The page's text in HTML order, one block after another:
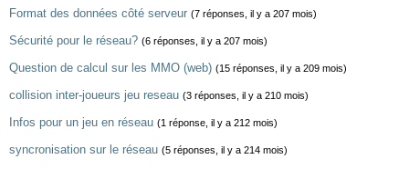
Format des données côté serveur (7 réponses, il y a 207 mois)
Sécurité pour le réseau? (6 réponses, il y a 207 mois)
Question de calcul sur les MMO (web) (15 réponses, il y a 209 mois)
collision inter-joueurs jeu reseau (3 réponses, il y a 210 mois)
Infos pour un jeu en réseau (1 réponse, il y a 212 mois)
syncronisation sur le réseau (5 réponses, il y a 214 mois)